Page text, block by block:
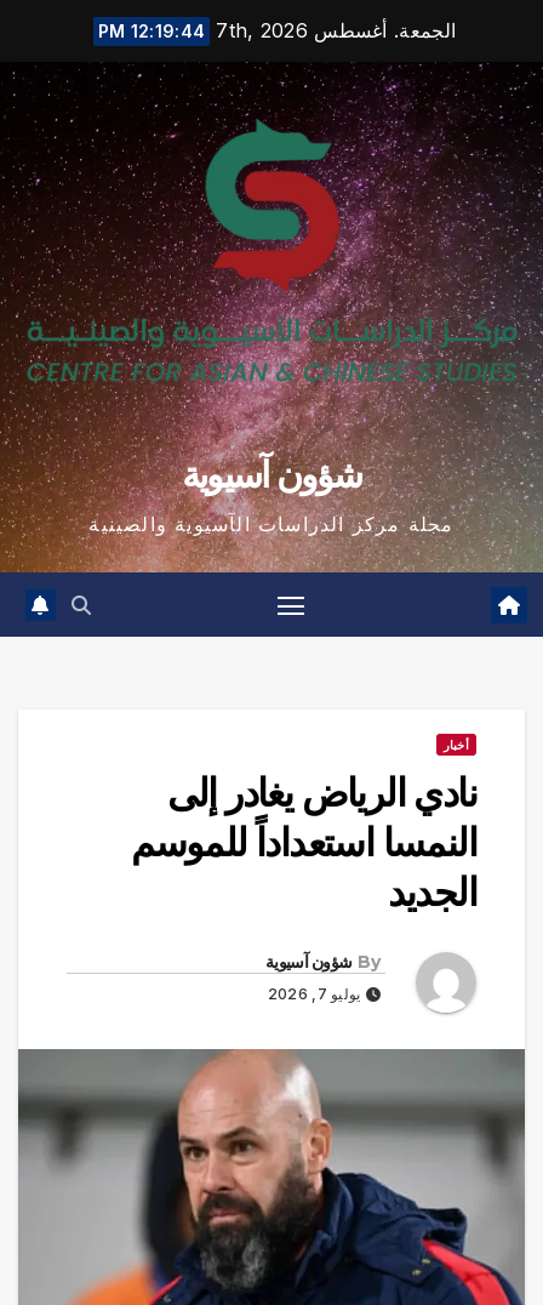
content
الجمعة. أغسطس 7th, 2026 12:19:45 PM
شؤون آسيوية
مجلة مركز الدراسات الآسيوية والصينية
أخبار
نادي الرياض يغادر إلى
النمسا استعداداً للموسم
الجديد
By شؤون آسيوية
يوليو 7, 2026